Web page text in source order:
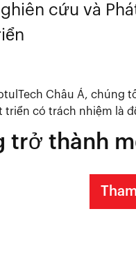
cứu và
Châu Á, chúng
triển có trách nhiệm là
trở thành